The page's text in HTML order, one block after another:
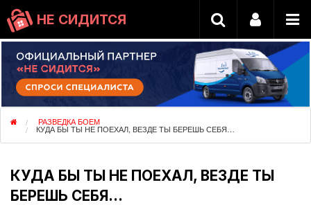
НЕ СИДИТСЯ
РАЗВЕДКА БОЕМ
КУДА БЫ ТЫ НЕ ПОЕХАЛ, ВЕЗДЕ ТЫ БЕРЕШЬ СЕБЯ…
КУДА БЫ ТЫ НЕ ПОЕХАЛ, ВЕЗДЕ ТЫ
БЕРЕШЬ СЕБЯ…